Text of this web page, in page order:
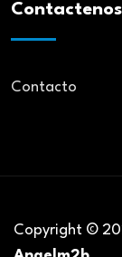
Contactenos
Contacto
Copyright ©